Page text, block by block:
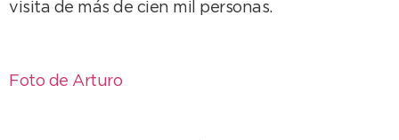
visita de más de cien mil personas.
Foto de Arturo